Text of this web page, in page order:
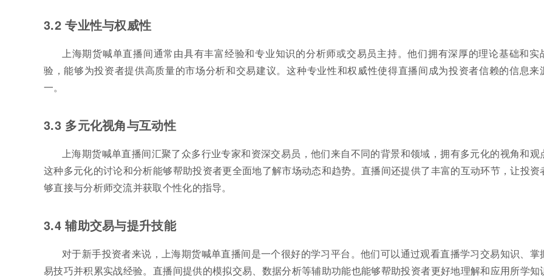
3.2 专业性与权威性
上海期货喊单直播间通常由具有丰富经验和专业知识的分析师或交易员主持。他们拥有深厚的理论基础和实
验，能够为投资者提供高质量的市场分析和交易建议。这种专业性和权威性使得直播间成为投资者信赖的信息来
一。
3.3 多元化视角与互动性
上海期货喊单直播间汇聚了众多行业专家和资深交易员，他们来自不同的背景和领域，拥有多元化的视角和观
这种多元化的讨论和分析能够帮助投资者更全面地了解市场动态和趋势。直播间还提供了丰富的互动环节，让投资
够直接与分析师交流并获取个性化的指导。
3.4 辅助交易与提升技能
对于新手投资者来说，上海期货喊单直播间是一个很好的学习平台。他们可以通过观看直播学习交易知识、掌
易技巧并积累实战经验。直播间提供的模拟交易、数据分析等辅助功能也能够帮助投资者更好地理解和应用所学知